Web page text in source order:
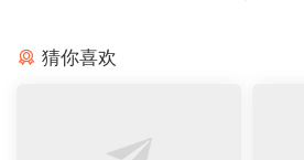
猜你喜欢